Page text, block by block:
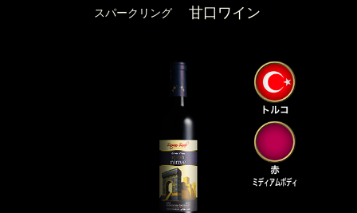
スパークリング 甘口ワイン